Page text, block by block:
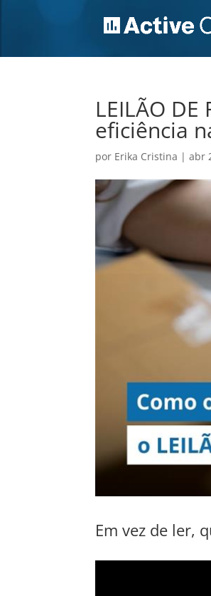
LEILÃO DE
eficiência
por Erika Cristina |abr
Em vez de ler,